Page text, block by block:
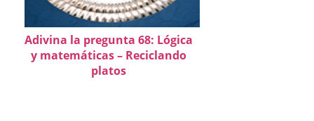
Adivina la pregunta 68: Lógica
y matemáticas – Reciclando
platos